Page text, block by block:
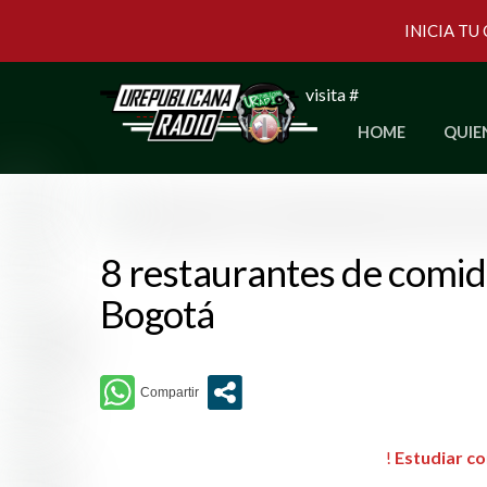
visita #
HOME
8 restaurantes de
Bogotá
! Estudiar
INICIA TU